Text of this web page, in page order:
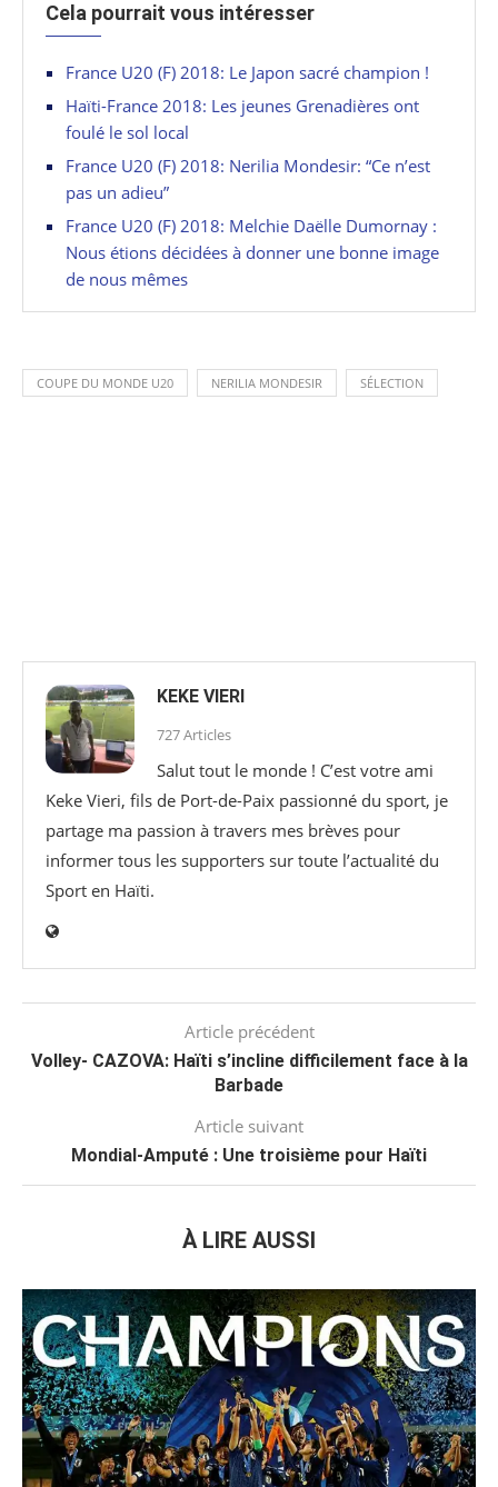
Cela pourrait vous intéresser
France U20 (F) 2018: Le Japon sacré champion !
Haïti-France 2018: Les jeunes Grenadières ont
foulé le sol local
France U20 (F) 2018: Nerilia Mondesir: “Ce n’est
pas un adieu”
France U20 (F) 2018: Melchie Daëlle Dumornay :
Nous étions décidées à donner une bonne image
de nous mêmes
COUPE DU MONDE U20 NERILIA MONDESIR SÉLECTION
KEKE VIERI
727 Articles
Salut tout le monde ! C’est votre ami
Keke Vieri, fils de Port-de-Paix passionné du sport, je
partage ma passion à travers mes brèves pour
informer tous les supporters sur toute l’actualité du
Sport en Haïti.
Article précédent
Volley- CAZOVA: Haïti s’incline difficilement face à la
Barbade
Article suivant
Mondial-Amputé : Une troisième pour Haïti
À LIRE AUSSI